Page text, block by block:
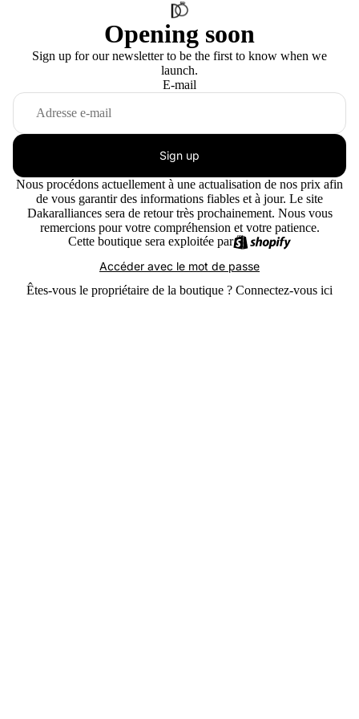
Opening soon
Sign up for our newsletter to be the first to know when we
launch.
E-mail
Sign up
Nous procédons actuellement à une actualisation de nos prix afin
de vous garantir des informations fiables et à jour. Le site
Dakaralliances sera de retour très prochainement. Nous vous
remercions pour votre compréhension et votre patience.
Cette boutique sera exploitée par
Accéder avec le mot de passe
Êtes-vous le propriétaire de la boutique ? Connectez-vous ici